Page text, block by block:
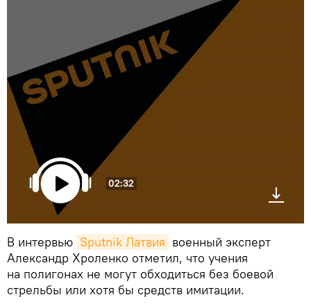
02:32
В интервью Sputnik Латвия военный эксперт
Александр Хроленко отметил, что учения
на полигонах не могут обходиться без боевой
стрельбы или хотя бы средств имитации.